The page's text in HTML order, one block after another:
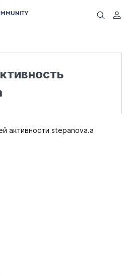
активности stepanova.a